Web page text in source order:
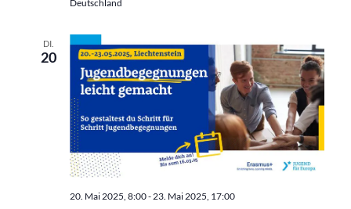
Deutschland
DI.
20
20. Mai 2025, 8:00- 23. Mai 2025, 17:00